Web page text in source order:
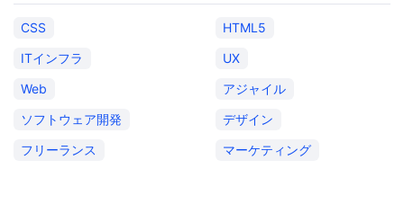
CSS
HTML5
ITインフラ
UX
Web
アジャイル
ソフトウェア開発
デザイン
フリーランス
マーケティング